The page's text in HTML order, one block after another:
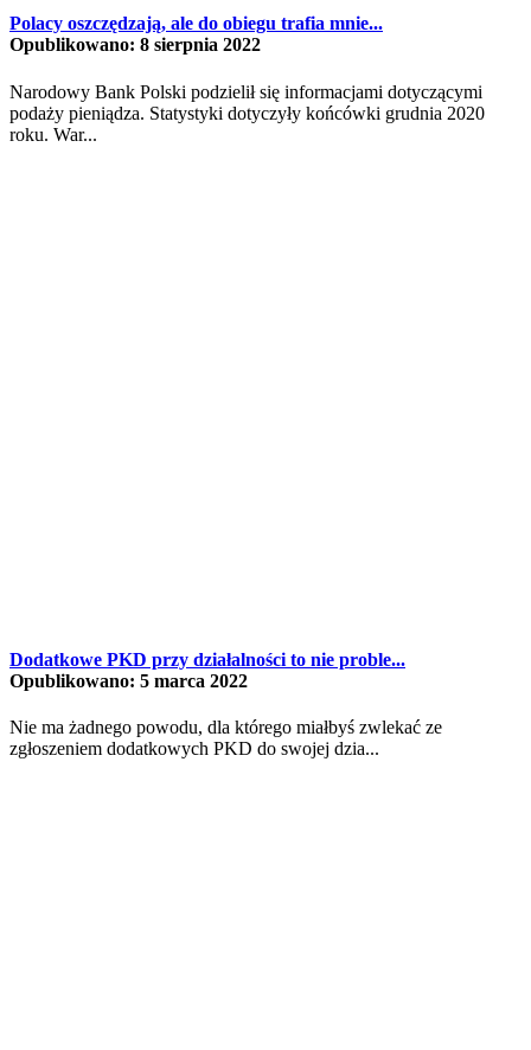
Polacy oszczędzają, ale do obiegu trafia mnie...
Opublikowano: 8 sierpnia 2022
Narodowy Bank Polski podzielił się informacjami dotyczącymi
podaży pieniądza. Statystyki dotyczyły końcówki grudnia 2020
roku. War...
Dodatkowe PKD przy działalności to nie proble...
Opublikowano: 5 marca 2022
Nie ma żadnego powodu, dla którego miałbyś zwlekać ze
zgłoszeniem dodatkowych PKD do swojej dzia...